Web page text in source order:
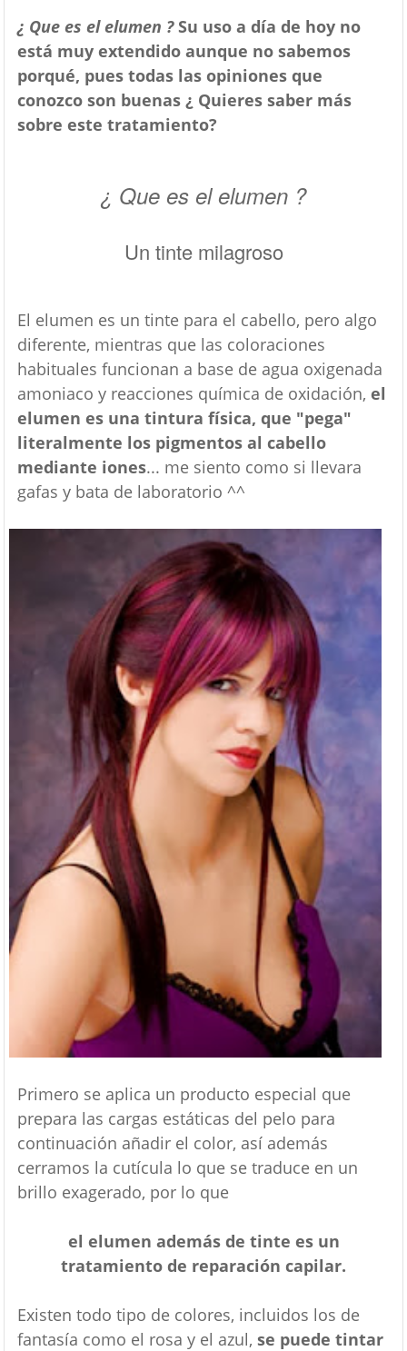
¿ Que es el elumen ? Su uso a día de hoy no
está muy extendido aunque no sabemos
porqué, pues todas las opiniones que
conozco son buenas ¿ Quieres saber más
sobre este tratamiento?
¿ Que es el elumen ?
Un tinte milagroso
El elumen es un tinte para el cabello, pero algo
diferente, mientras que las coloraciones
habituales funcionan a base de agua oxigenada
amoniaco y reacciones química de oxidación, el
elumen es una tintura física, que "pega"
literalmente los pigmentos al cabello
mediante iones... me siento como si llevara
gafas y bata de laboratorio ^^
Primero se aplica un producto especial que
prepara las cargas estáticas del pelo para
continuación añadir el color, así además
cerramos la cutícula lo que se traduce en un
brillo exagerado, por lo que
el elumen además de tinte es un
tratamiento de reparación capilar.
Existen todo tipo de colores, incluidos los de
fantasía como el rosa y el azul, se puede tintar